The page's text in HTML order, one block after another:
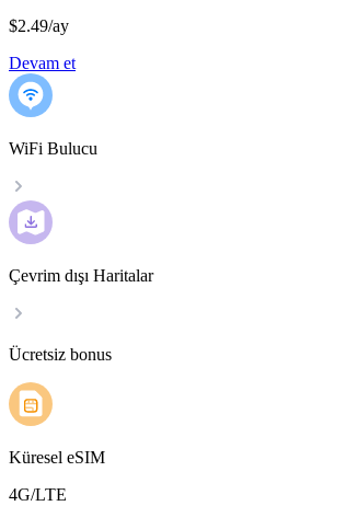
$2.49/ay
Devam et
WiFi Bulucu
Çevrim dışı Haritalar
Ücretsiz bonus
Küresel eSIM
4G/LTE